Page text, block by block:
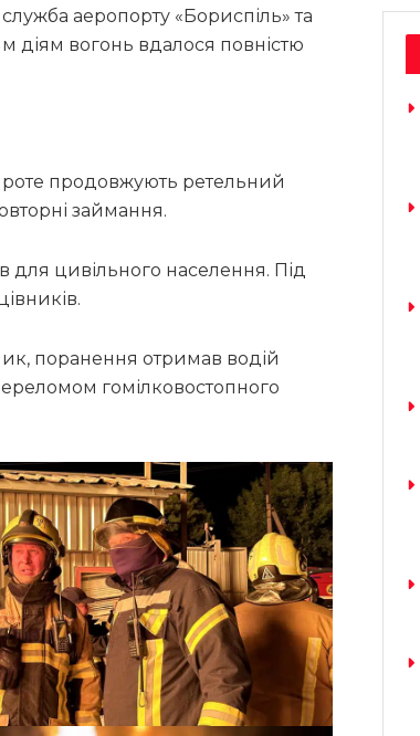
аеропорту «Бориспіль» та
діям вогонь вдалося повністю
продовжують ретельний
займання.
для цивільного населення. Під
поранення отримав водій
гомілковостопного